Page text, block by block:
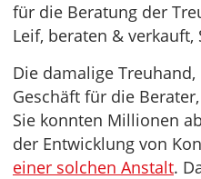
für die Beratung der
Leif, beraten & verkauft,
Die damalige
Geschäft für die
Sie konnten Millionen
der Entwicklung von
einer solchen Anstalt.